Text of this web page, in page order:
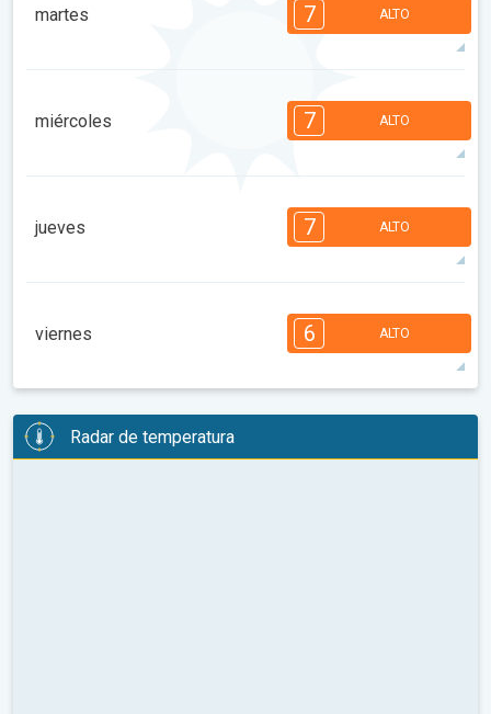
martes 7 ALTO
1
14:00
3
11 h 06:43 a.m. 08:53 p.m. 90°máx.
miércoles 7 ALTO
08:00 14:00
3
13 h 06:44 a.m. 08:51 p.m. 92°máx.
jueves 7 ALTO
14:00
3
14 h 06:45 a.m. 08:50 p.m. 95°máx.
viernes 6 ALTO
1
08:00
4 4 3
Radar de temperatura